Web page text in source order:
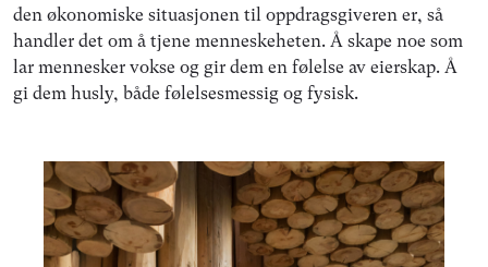
den økonomiske situasjonen til oppdragsgiveren er, så
handler det om å tjene menneskeheten. Å skape noe som
lar mennesker vokse og gir dem en følelse av eierskap. Å
gi dem husly, både følelsesmessig og fysisk.